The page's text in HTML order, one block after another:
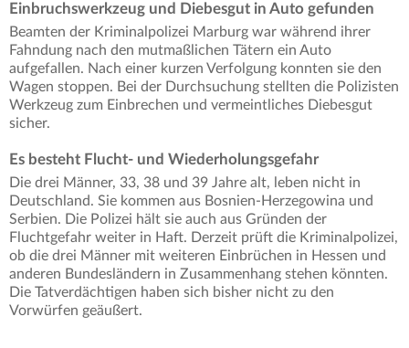
Einbruchswerkzeug und Diebesgut in Auto gefunden
Beamten der Kriminalpolizei Marburg war während ihrer
Fahndung nach den mutmaßlichen Tätern ein Auto
aufgefallen. Nach einer kurzen Verfolgung konnten sie den
Wagen stoppen. Bei der Durchsuchung stellten die Polizisten
Werkzeug zum Einbrechen und vermeintliches Diebesgut
sicher.
Es besteht Flucht- und Wiederholungsgefahr
Die drei Männer, 33, 38 und 39 Jahre alt, leben nicht in
Deutschland. Sie kommen aus Bosnien-Herzegowina und
Serbien. Die Polizei hält sie auch aus Gründen der
Fluchtgefahr weiter in Haft. Derzeit prüft die Kriminalpolizei,
ob die drei Männer mit weiteren Einbrüchen in Hessen und
anderen Bundesländern in Zusammenhang stehen könnten.
Die Tatverdächtigen haben sich bisher nicht zu den
Vorwürfen geäußert.